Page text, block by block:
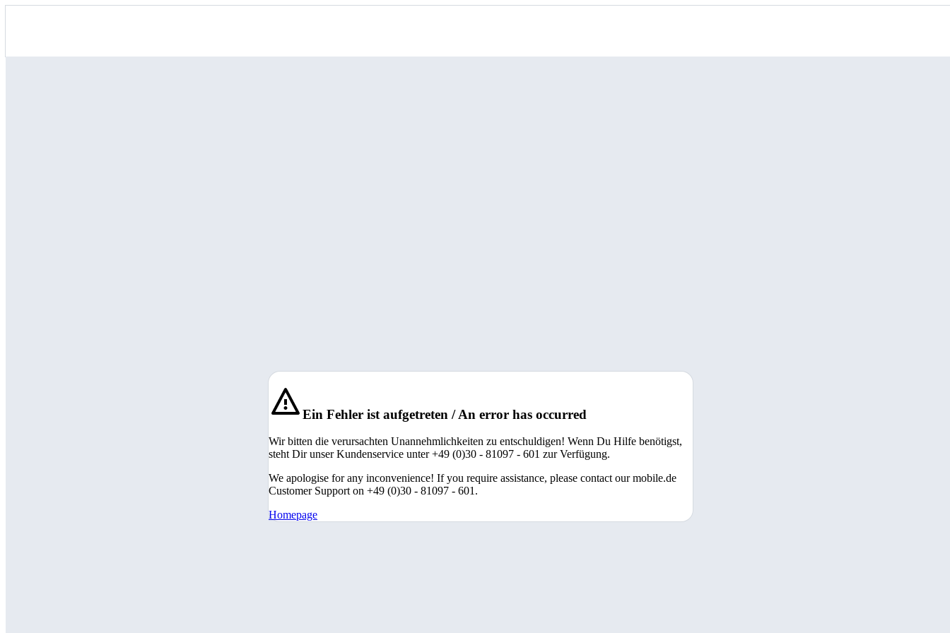
Ein Fehler ist aufgetreten / An error has occurred
Wir bitten die verursachten Unannehmlichkeiten zu entschuldigen! Wenn Du Hilfe benötigst,
steht Dir unser Kundenservice unter +49 (0)30 - 81097 - 601 zur Verfügung.
We apologise for any inconvenience! If you require assistance, please contact our mobile.de
Customer Support on +49 (0)30 - 81097 - 601.
Homepage